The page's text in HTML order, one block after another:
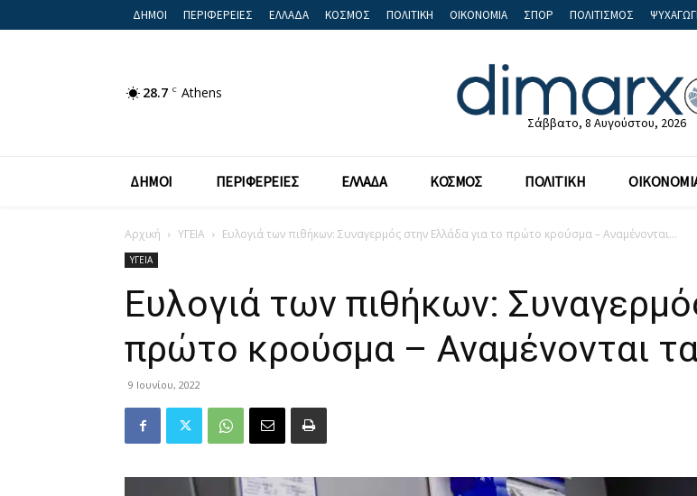
ΔΗΜΟΙ ΠΕΡΙΦΕΡΕΙΕΣ ΕΛΛΑΔΑ ΚΟΣΜΟΣ ΠΟΛΙΤΙΚΗ ΟΙΚΟΝΟΜΙΑ ΣΠΟΡ ΠΟΛΙΤΙΣΜΟΣ
28.7 C Athens
Σάββατο, 8 Αυγούστου, 2026
ΔΗΜΟΙ ΠΕΡΙΦΕΡΕΙΕΣ ΕΛΛΑΔΑ ΚΟΣΜΟΣ ΠΟΛΙΤΙΚΗ
Αρχική ΥΓΕΙΑ Ευλογιά των πιθήκων: Συναγερμός στην Ελλάδα για το πρώτο κρούσμα – Αναμένονται...
ΥΓΕΙΑ
Ευλογιά των πιθήκων:
πρώτο κρούσμα – Αναμένονται
9 Ιουνίου, 2022